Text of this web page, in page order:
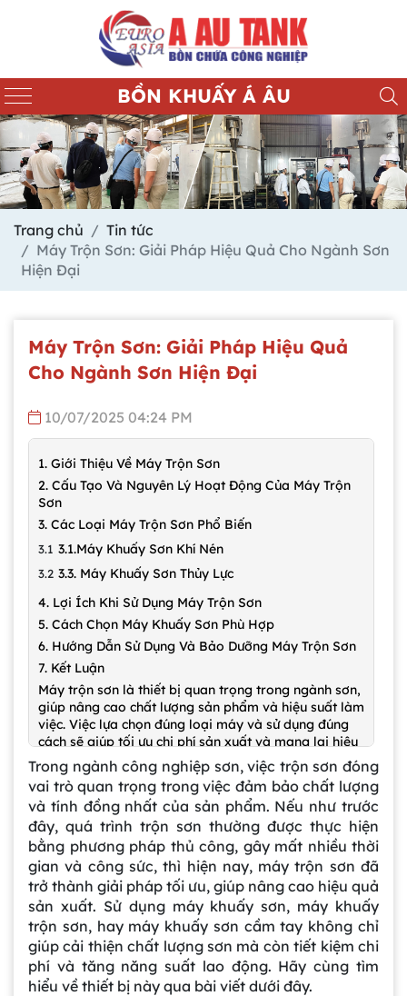
BỒN KHUẤY Á ÂU
Trang chủ
Tin tức
Máy Trộn Sơn: Giải Pháp Hiệu Quả Cho Ngành Sơn
Hiện Đại
Máy Trộn Sơn: Giải Pháp Hiệu Quả
Cho Ngành Sơn Hiện Đại
10/07/2025 04:24 PM
1. Giới Thiệu Về Máy Trộn Sơn
2. Cấu Tạo Và Nguyên Lý Hoạt Động Của Máy Trộn
Sơn
3. Các Loại Máy Trộn Sơn Phổ Biến
3.1.Máy Khuấy Sơn Khí Nén
3.3. Máy Khuấy Sơn Thủy Lực
4. Lợi Ích Khi Sử Dụng Máy Trộn Sơn
5. Cách Chọn Máy Khuấy Sơn Phù Hợp
6. Hướng Dẫn Sử Dụng Và Bảo Dưỡng Máy Trộn Sơn
7. Kết Luận
Máy trộn sơn là thiết bị quan trọng trong ngành sơn,
giúp nâng cao chất lượng sản phẩm và hiệu suất làm
việc. Việc lựa chọn đúng loại máy và sử dụng đúng
cách sẽ giúp tối ưu chi phí sản xuất và mang lại hiệu
quả kinh tế cao. Nếu bạn đang tìm kiếm một chiếc
máy trộn sơn chất lượng, hãy tham khảo các sản
phẩm từ những nhà cung cấp uy tín để đảm bảo hiệu
quả sử dụng lâu dài. Ngoài ra, bạn cũng có thể cân
nhắc các dòng máy khuấy sơn, máy khuấy trộn sơn,
hoặc máy khuấy sơn cầm tay để đáp ứng nhu cầu sử
dụng đa dạng.
Trong ngành công nghiệp sơn, việc trộn sơn đóng
vai trò quan trọng trong việc đảm bảo chất lượng
và tính đồng nhất của sản phẩm. Nếu như trước
đây, quá trình trộn sơn thường được thực hiện
bằng phương pháp thủ công, gây mất nhiều thời
gian và công sức, thì hiện nay, máy trộn sơn đã
trở thành giải pháp tối ưu, giúp nâng cao hiệu quả
sản xuất. Sử dụng máy khuấy sơn, máy khuấy
trộn sơn, hay máy khuấy sơn cầm tay không chỉ
giúp cải thiện chất lượng sơn mà còn tiết kiệm chi
phí và tăng năng suất lao động. Hãy cùng tìm
hiểu về thiết bị này qua bài viết dưới đây.